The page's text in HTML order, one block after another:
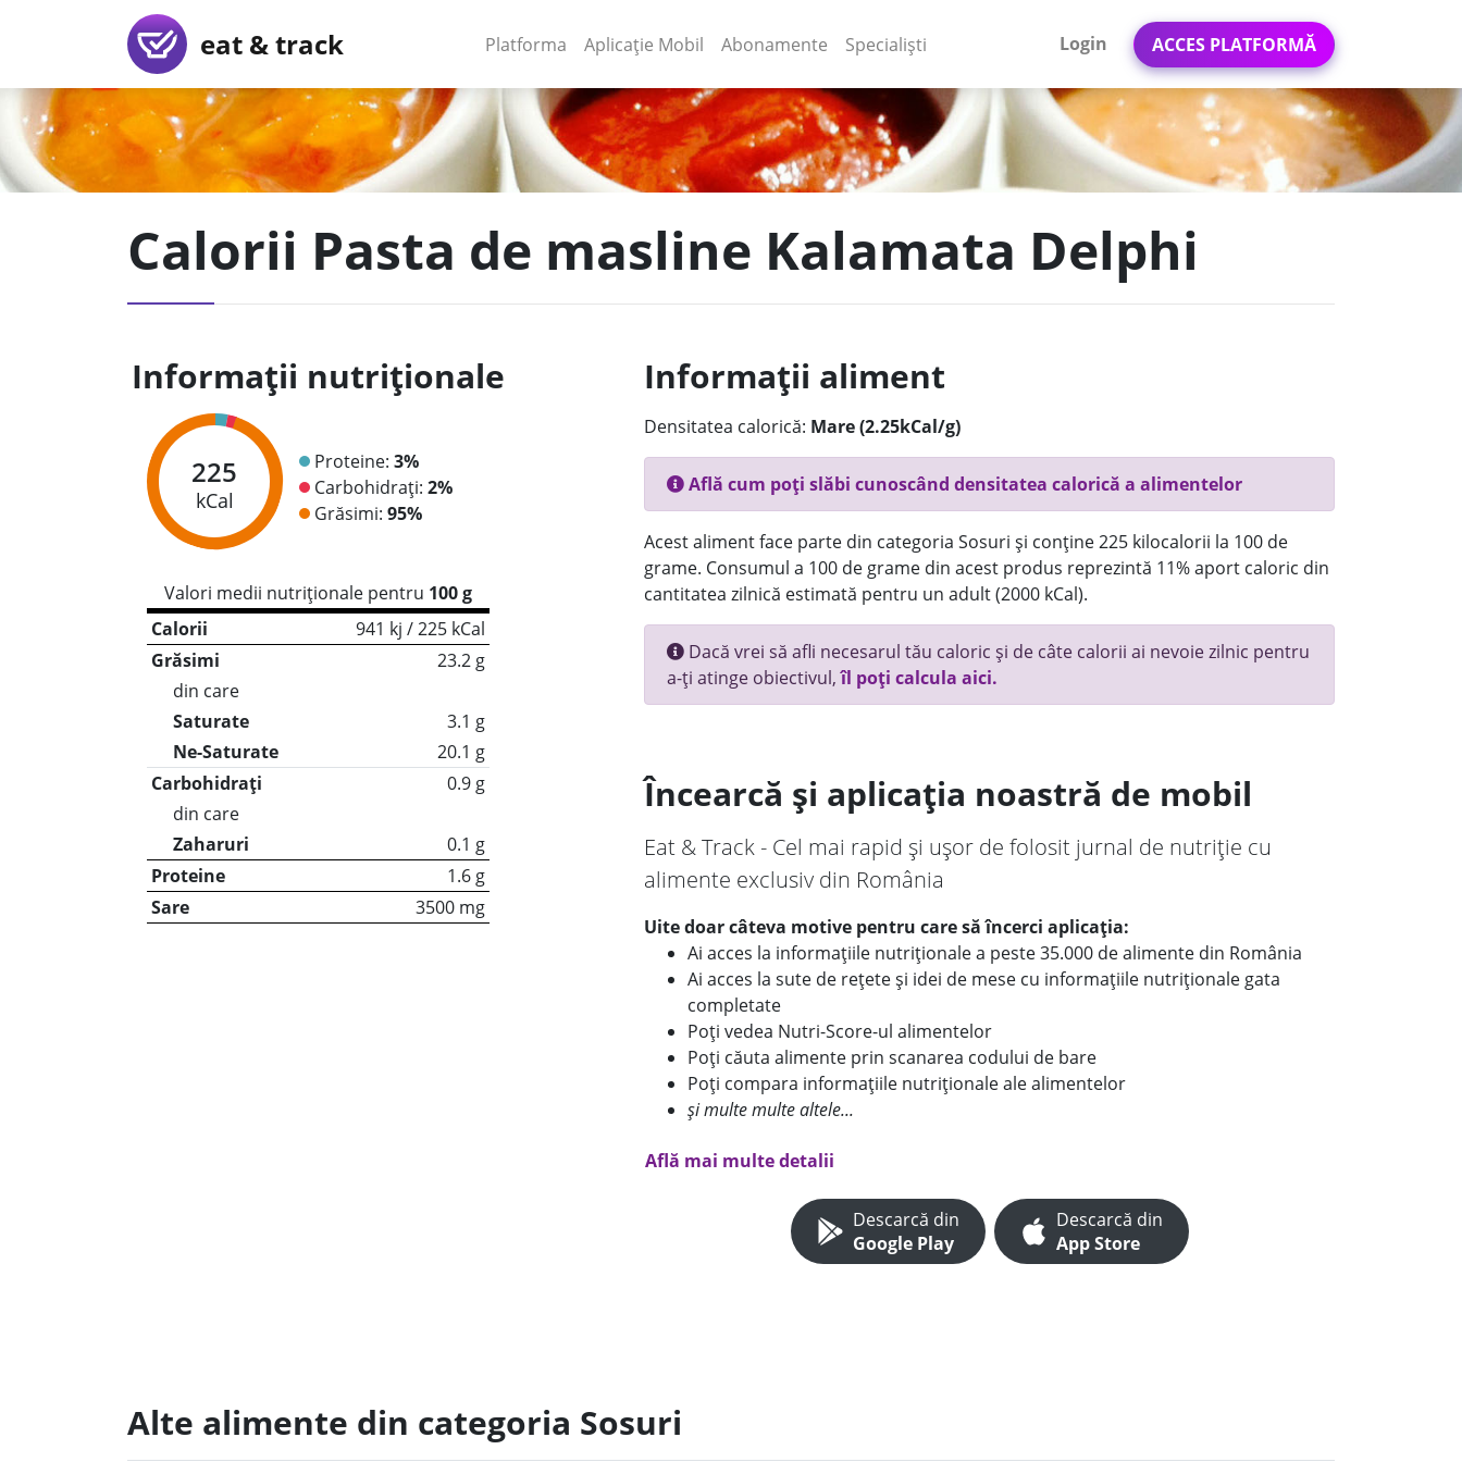
eat & track Platforma (current)
Aplicație Mobil (current)
Abonamente Specialiști Login ACCES PLATFORMĂ
Calorii Pasta de masline Kalamata Delphi
Informații nutriționale
225
kCal
Proteine: 3%
Carbohidrați: 2%
Grăsimi: 95%
Valori medii nutriționale pentru 100 g
Calorii
941 kj / 225 kCal
Grăsimi
23.2 g
din care
Saturate
3.1 g
Ne-Saturate
20.1 g
Carbohidrați
0.9 g
din care
Zaharuri
0.1 g
Proteine
1.6 g
Sare
3500 mg
Informații aliment
Densitatea calorică: Mare (2.25kCal/g)
Află cum poți slăbi cunoscând densitatea calorică a alimentelor
Acest aliment face parte din categoria Sosuri și conține 225 kilocalorii la 100 de
grame. Consumul a 100 de grame din acest produs reprezintă 11% aport caloric din
cantitatea zilnică estimată pentru un adult (2000 kCal).
Dacă vrei să afli necesarul tău caloric și de câte calorii ai nevoie zilnic pentru
a-ți atinge obiectivul,îl poți calcula aici.
Încearcă și aplicația noastră de mobil
Eat & Track - Cel mai rapid și ușor de folosit jurnal de nutriție cu
alimente exclusiv din România
Uite doar câteva motive pentru care să încerci aplicația:
Ai acces la informațiile nutriționale a peste 35.000 de alimente din România
Ai acces la sute de rețete și idei de mese cu informațiile nutriționale gata
completate
Poți vedea Nutri-Score-ul alimentelor
Poți căuta alimente prin scanarea codului de bare
Poți compara informațiile nutriționale ale alimentelor
și multe multe altele...
Află mai multe detalii
Descarcă din
Google Play
Descarcă din
App Store
Alte alimente din categoria Sosuri